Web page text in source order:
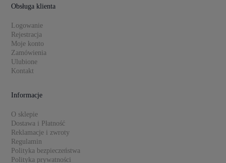
Obsługa klienta
Logowanie
Rejestracja
Moje konto
Zamówienia
Ulubione
Kontakt
Informacje
O sklepie
Dostawa i Płatność
Reklamacje i zwroty
Regulamin
Polityka bezpieczeństwa
Polityka prywatności